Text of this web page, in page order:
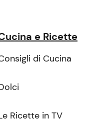
e Ricette
di Cucina
Ricette in TV